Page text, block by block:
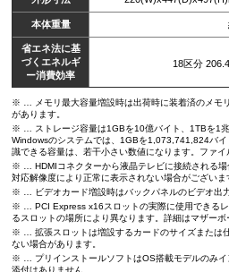
本体重量
省エネ法に基
づくエネルギ
ー消費効率
18区分
※ … メモリ最大容量増設時は出荷時に装着済のメモ
があります。
※ … ストレージ容量は1GBを10億バイト、1TBを1兆
Windowsのシステムでは、1GBを1,073,741,824バ
識できる容量は、若干小さい数値になります。ファイ
※ … HDMIコネクターから液晶テレビに接続される
対応解像度により正常に表示されない場合がございま
※ … ビデオカード増設時はバックパネルのビデオ出
※ … PCI Express x16スロットの実際に使用できる
るスロットの場所により異なります。詳細はマザーボ
※ … 拡張スロットは増設するカードのサイズまたは
ない場合があります。
※ … プリインストールソフトはOS搭載モデルのみイ
添付はありません。